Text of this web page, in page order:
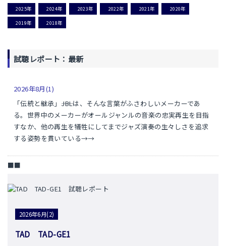
2025年 2024年 2023年 2022年 2021年
2020年
2019年
2018年
試聴レポート：最新
2026年8月(1)
「伝統と継承」――JBLは、そんな言葉がふさわしいメーカーであ
る。世界中のメーカーがオールジャンルの音楽の忠実再生を目指
すなか、他の再生を犠牲にしてまでジャズ演奏の生々しさを追求
する姿勢を貫いている→→
■■
2026年6月(2)
TAD TAD-GE1